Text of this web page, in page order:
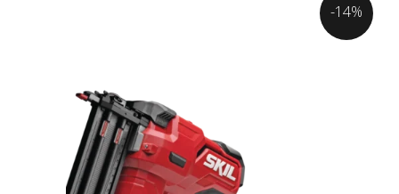
-14%